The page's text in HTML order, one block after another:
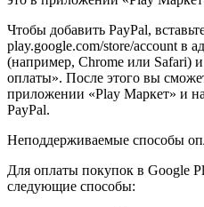
Чтобы добавить PayPal,
play.google.com/store/account в
(например, Chrome или Safari)
оплаты». После этого вы
приложении «Play Маркет» и
PayPal.
Неподдерживаемые способы
Для оплаты покупок в Google
следующие способы: